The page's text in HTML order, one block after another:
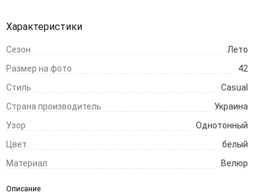
Характеристики
Сезон
Лето
Размер на фото
42
Стиль
Casual
Страна производитель
Украина
Узор
Однотонный
Цвет
белый
Материал
Велюр
Описание